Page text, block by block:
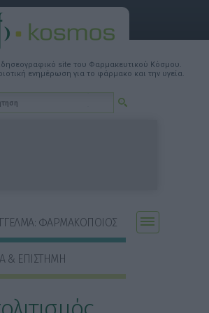
site του Φαρμακευτικού Κόσμου.
ενημέρωση για το φάρμακο και την υγεία.
ΦΑΡΜΑΚΟΠΟΙΟΣ
& ΕΠΙΣΤΗΜΗ